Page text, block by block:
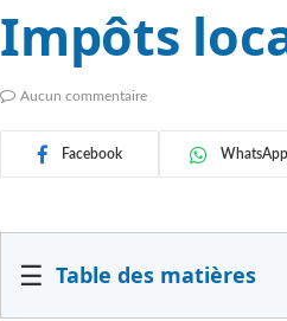
Impôts
Aucun commentaire
Facebook WhatsApp
☰ Table des matières